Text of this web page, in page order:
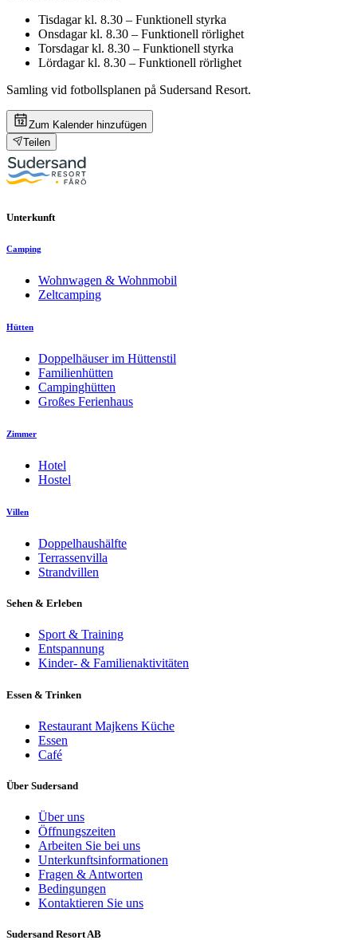
Tisdagar kl. 8.30 – Funktionell styrka
Onsdagar kl. 8.30 – Funktionell rörlighet
Torsdagar kl. 8.30 – Funktionell styrka
Lördagar kl. 8.30 – Funktionell rörlighet
Samling vid fotbollsplanen på Sudersand Resort.
Zum Kalender hinzufügen
Teilen
Unterkunft
Camping
Wohnwagen & Wohnmobil
Zeltcamping
Hütten
Doppelhäuser im Hüttenstil
Familienhütten
Campinghütten
Großes Ferienhaus
Zimmer
Hotel
Hostel
Villen
Doppelhaushälfte
Terrassenvilla
Strandvillen
Sehen & Erleben
Sport & Training
Entspannung
Kinder- & Familienaktivitäten
Essen & Trinken
Restaurant Majkens Küche
Essen
Café
Über Sudersand
Über uns
Öffnungszeiten
Arbeiten Sie bei uns
Unterkunftsinformationen
Fragen & Antworten
Bedingungen
Kontaktieren Sie uns
Sudersand Resort AB